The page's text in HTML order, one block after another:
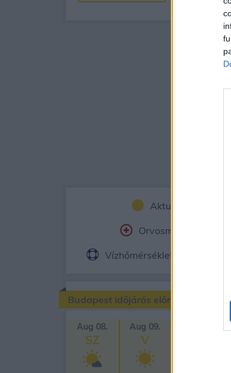
Aktuális időjárás
Orvosmeteorológia
Vízhőmérséklet
Budapest időjárás előrejelzése
Aug 08.
SZ
Aug 09.
V